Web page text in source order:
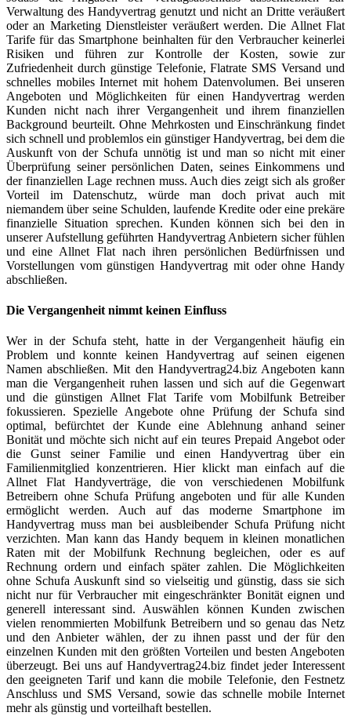
Verwaltung des Handyvertrag genutzt und nicht an Dritte veräußert
oder an Marketing Dienstleister veräußert werden. Die Allnet Flat
Tarife für das Smartphone beinhalten für den Verbraucher keinerlei
Risiken und führen zur Kontrolle der Kosten, sowie zur
Zufriedenheit durch günstige Telefonie, Flatrate SMS Versand und
schnelles mobiles Internet mit hohem Datenvolumen. Bei unseren
Angeboten und Möglichkeiten für einen Handyvertrag werden
Kunden nicht nach ihrer Vergangenheit und ihrem finanziellen
Background beurteilt. Ohne Mehrkosten und Einschränkung findet
sich schnell und problemlos ein günstiger Handyvertrag, bei dem die
Auskunft von der Schufa unnötig ist und man so nicht mit einer
Überprüfung seiner persönlichen Daten, seines Einkommens und
der finanziellen Lage rechnen muss. Auch dies zeigt sich als großer
Vorteil im Datenschutz, würde man doch privat auch mit
niemandem über seine Schulden, laufende Kredite oder eine prekäre
finanzielle Situation sprechen. Kunden können sich bei den in
unserer Aufstellung geführten Handyvertrag Anbietern sicher fühlen
und eine Allnet Flat nach ihren persönlichen Bedürfnissen und
Vorstellungen vom günstigen Handyvertrag mit oder ohne Handy
abschließen.
Die Vergangenheit nimmt keinen Einfluss
Wer in der Schufa steht, hatte in der Vergangenheit häufig ein
Problem und konnte keinen Handyvertrag auf seinen eigenen
Namen abschließen. Mit den Handyvertrag24.biz Angeboten kann
man die Vergangenheit ruhen lassen und sich auf die Gegenwart
und die günstigen Allnet Flat Tarife vom Mobilfunk Betreiber
fokussieren. Spezielle Angebote ohne Prüfung der Schufa sind
optimal, befürchtet der Kunde eine Ablehnung anhand seiner
Bonität und möchte sich nicht auf ein teures Prepaid Angebot oder
die Gunst seiner Familie und einen Handyvertrag über ein
Familienmitglied konzentrieren. Hier klickt man einfach auf die
Allnet Flat Handyverträge, die von verschiedenen Mobilfunk
Betreibern ohne Schufa Prüfung angeboten und für alle Kunden
ermöglicht werden. Auch auf das moderne Smartphone im
Handyvertrag muss man bei ausbleibender Schufa Prüfung nicht
verzichten. Man kann das Handy bequem in kleinen monatlichen
Raten mit der Mobilfunk Rechnung begleichen, oder es auf
Rechnung ordern und einfach später zahlen. Die Möglichkeiten
ohne Schufa Auskunft sind so vielseitig und günstig, dass sie sich
nicht nur für Verbraucher mit eingeschränkter Bonität eignen und
generell interessant sind. Auswählen können Kunden zwischen
vielen renommierten Mobilfunk Betreibern und so genau das Netz
und den Anbieter wählen, der zu ihnen passt und der für den
einzelnen Kunden mit den größten Vorteilen und besten Angeboten
überzeugt. Bei uns auf Handyvertrag24.biz findet jeder Interessent
den geeigneten Tarif und kann die mobile Telefonie, den Festnetz
Anschluss und SMS Versand, sowie das schnelle mobile Internet
mehr als günstig und vorteilhaft bestellen.